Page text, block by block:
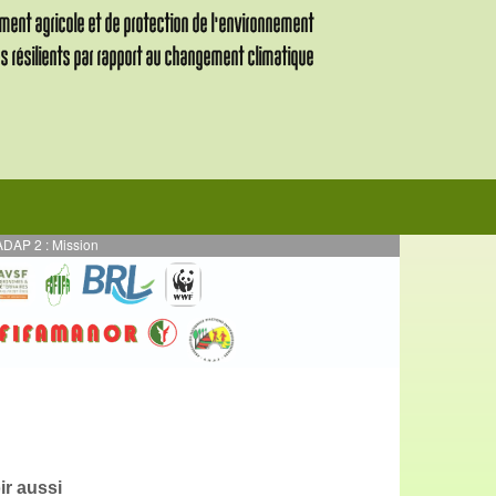
: Mission de supervision des activités en AE mises en œuvre en par DURRELL
aussi